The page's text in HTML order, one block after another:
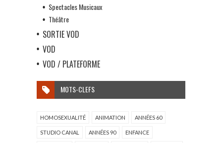
Spectacles Musicaux
Théâtre
SORTIE VOD
VOD
VOD / PLATEFORME
MOTS-CLEFS
HOMOSEXUALITÉ ANIMATION ANNÉES 60
STUDIO CANAL ANNÉES 90 ENFANCE